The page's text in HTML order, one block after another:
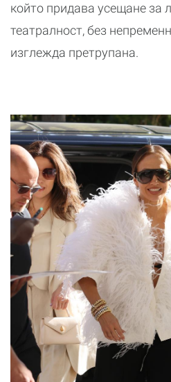
който придава усещане за
театралност, без
изглежда претрупана.